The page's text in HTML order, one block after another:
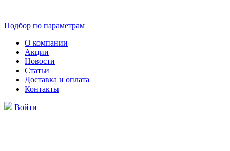
Подбор по параметрам
О компании
Акции
Новости
Статьи
Доставка и оплата
Контакты
Войти